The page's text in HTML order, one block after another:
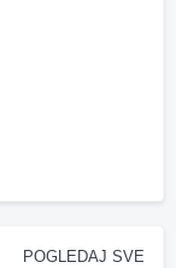
POGLEDAJ SVE